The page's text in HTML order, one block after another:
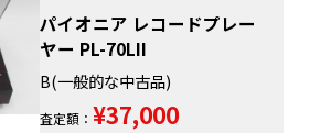
パイオニア レコードプレー
ヤー PL-70LII
B(一般的な中古品)
査定額： ¥37,000